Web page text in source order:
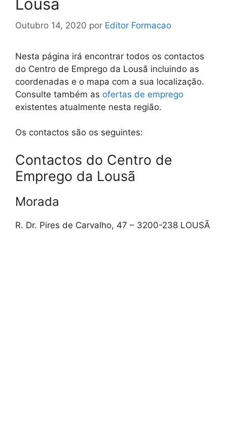
Lousã
Outubro 14, 2020 por Editor Formacao
Nesta página irá encontrar todos os contactos
do Centro de Emprego da Lousã incluindo as
coordenadas e o mapa com a sua localização.
Consulte também as ofertas de emprego
existentes atualmente nesta região.
Os contactos são os seguintes:
Contactos do Centro de
Emprego da Lousã
Morada
R. Dr. Pires de Carvalho, 47 – 3200-238 LOUSÃ